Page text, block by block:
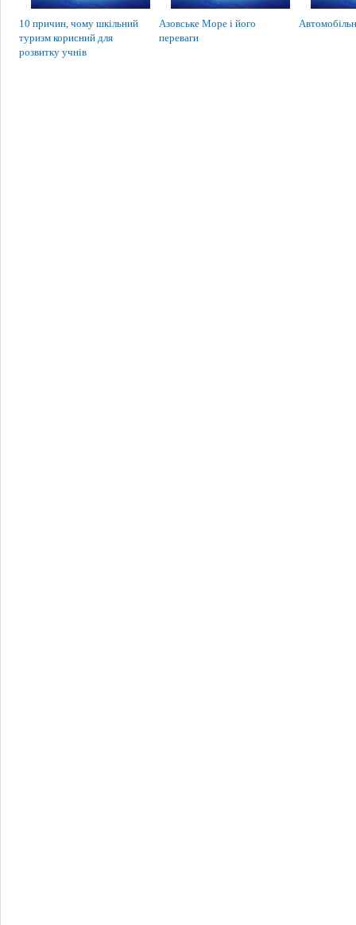
10 причин, чому шкільний
туризм корисний для
розвитку учнів
Азовське Море і його
переваги